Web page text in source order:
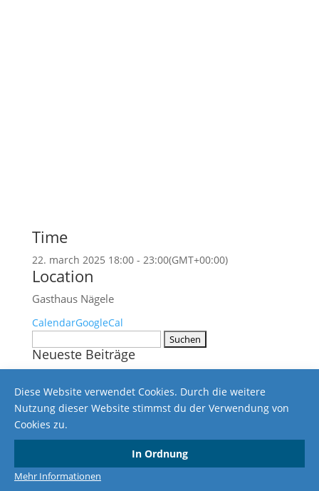
Time
22. march 2025 18:00 - 23:00(GMT+00:00)
Location
Gasthaus Nägele
CalendarGoogleCal
nach:
Neueste Beiträge
Ergebnisse vom 10.02.2018
Ergebnisse vom 3. November 2017
Ergebnisse vom 18. März 2017
Ergebnisse vom 25. Februar 2017
Datenschutzerklärung
Diese Website verwendet Cookies. Durch die weitere
Nutzung dieser Website stimmst du der Verwendung von
Cookies zu.
In Ordnung
Mehr Informationen